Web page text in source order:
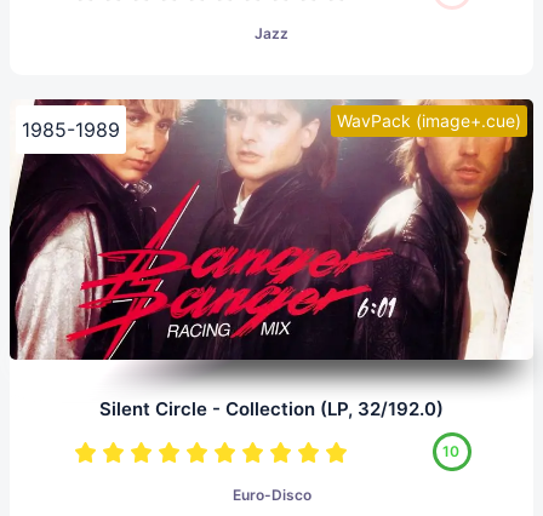
Jazz
WavPack (image+.cue)
1985-1989
Silent Circle - Collection (LP, 32/192.0)
10
Euro-Disco